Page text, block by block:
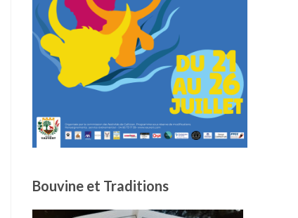
Bouvine et Traditions